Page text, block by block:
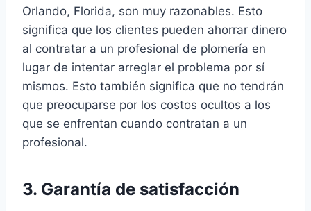
Orlando, Florida, son muy razonables. Esto
significa que los clientes pueden ahorrar dinero
al contratar a un profesional de plomería en
lugar de intentar arreglar el problema por sí
mismos. Esto también significa que no tendrán
que preocuparse por los costos ocultos a los
que se enfrentan cuando contratan a un
profesional.
3. Garantía de satisfacción